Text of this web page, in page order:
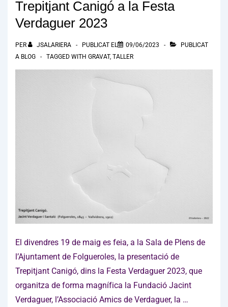
Trepitjant Canigó a la Festa
Verdaguer 2023
PER JSALARIERA PUBLICAT EL 09/06/2023
PUBLICAT
A BLOG TAGGED WITH GRAVAT, TALLER
El divendres 19 de maig es feia, a la Sala de Plens de
l’Ajuntament de Folgueroles, la presentació de
Trepitjant Canigó, dins la Festa Verdaguer 2023, que
organitza de forma magnífica la Fundació Jacint
Verdaguer, l’Associació Amics de Verdaguer, la …